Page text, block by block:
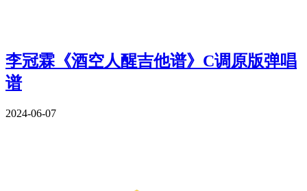
李冠霖《酒空人醒吉他谱》C调原版弹唱
谱
2024-06-07